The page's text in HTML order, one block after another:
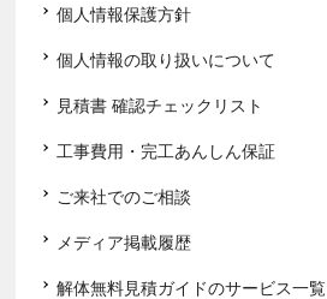
個人情報保護方針
個人情報の取り扱いについて
見積書 確認チェックリスト
工事費用・完工あんしん保証
ご来社でのご相談
メディア掲載履歴
解体無料見積ガイドのサービス一覧